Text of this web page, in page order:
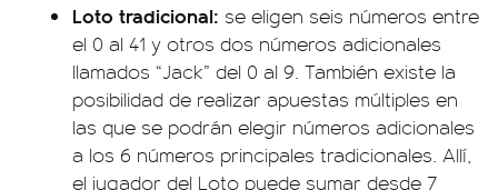
Loto tradicional: se eligen seis números entre
el 0 al 41 y otros dos números adicionales
llamados “Jack” del 0 al 9. También existe la
posibilidad de realizar apuestas múltiples en
las que se podrán elegir números adicionales
a los 6 números principales tradicionales. Allí,
el jugador del Loto puede sumar desde 7